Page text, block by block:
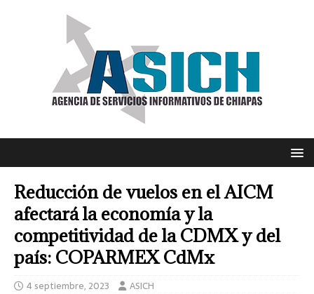
Reducción de vuelos en el AICM
afectará la economía y la
competitividad de la CDMX y del
país: COPARMEX CdMx
4 septiembre, 2023 ASICH